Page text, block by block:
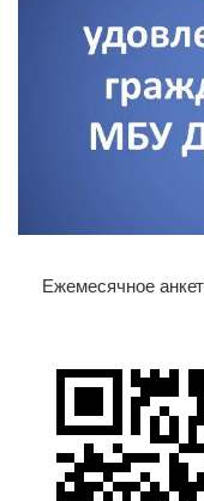
Ежемесячное